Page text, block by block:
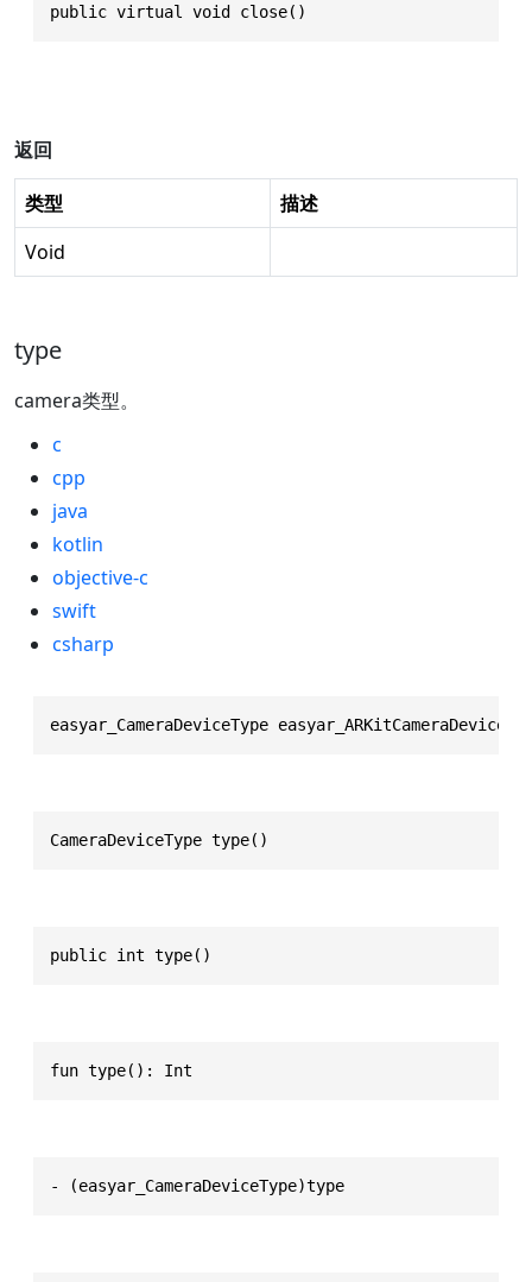
public virtual void close()
返回
类型
描述
Void
type
camera类型。
c
cpp
java
kotlin
objective-c
swift
csharp
easyar_CameraDeviceType
CameraDeviceType type()
public int type()
fun type(): Int
- (easyar_CameraDeviceType)type